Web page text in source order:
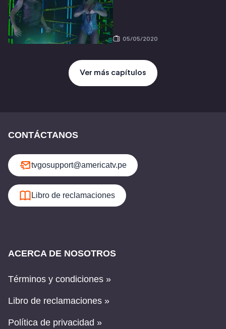
05/05/2020
Ver más capítulos
CONTÁCTANOS
tvgosupport@americatv.pe
Libro de reclamaciones
ACERCA DE NOSOTROS
Términos y condiciones »
Libro de reclamaciones »
Política de privacidad »